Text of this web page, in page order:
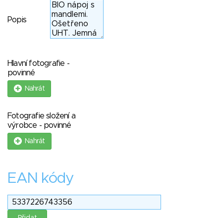
Popis
Hlavní fotografie -
povinné
Nahrát
Fotografie složení a
výrobce - povinné
Nahrát
EAN kódy